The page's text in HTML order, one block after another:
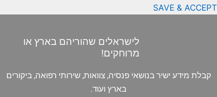
SAVE & ACCEPT
לישראלים שהוריהם בארץ או
מרוחקים!
קבלת מידע ישיר בנושאי פנסיה, צוואות, שירותי רפואה, ביקורים
בארץ ועוד.